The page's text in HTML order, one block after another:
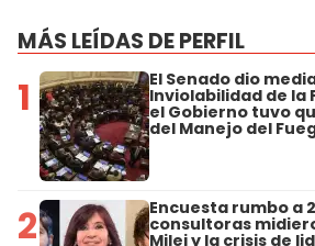
MÁS LEÍDAS DE PERFIL
1 El Senado dio
Inviolabilidad de la
el Gobierno tuvo
del Manejo del
2 Encuesta rumbo a
consultoras
Milei y la crisis de